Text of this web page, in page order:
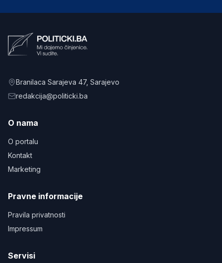
Branilaca Sarajeva 47, Sarajevo
redakcija@politicki.ba
O nama
O portalu
Kontakt
Marketing
Pravne informacije
Pravila privatnosti
Impressum
Servisi